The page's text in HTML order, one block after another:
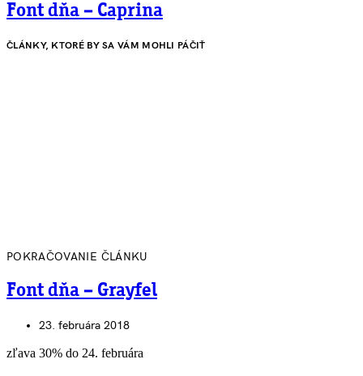
Font dňa – Caprina
ČLÁNKY, KTORÉ BY SA VÁM MOHLI PÁČIŤ
POKRAČOVANIE ČLÁNKU
Font dňa – Grayfel
23. februára 2018
zľava 30% do 24. februára